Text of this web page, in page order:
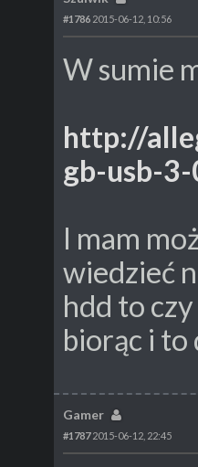
#1786 2015-06-12, 10:56
W sumie
http://
gb-usb-
I mam
wiedzieć
hdd to
biorąc i to
Gamer
#17872015-06-12, 22:45